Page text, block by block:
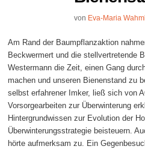
von Eva-Maria
Am Rand der Baumpflanzaktion
Beckwermert und die stellvertretende
Westermann die Zeit, einen Gang
machen und unseren Bienenstand zu
selbst erfahrener Imker, ließ sich von
Vorsorgearbeiten zur Überwinterung
Hintergrundwissen zur Evolution der
Überwinterungsstrategie beisteuern.
hörte aufmerksam zu. Ein